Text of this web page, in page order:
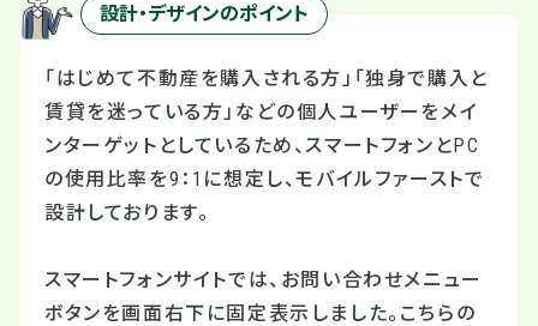
設計・デザインのポイント
「はじめて不動産を購入される方」「独身で購入と
賃貸を迷っている方」などの個人ユーザーをメイ
ンターゲットとしているため、スマートフォンとPC
の使用比率を9 ： 1 に想定し、モバイルファーストで
設計しております。
スマートフォンサイトでは、お問い合わせメニュー
ボタンを画面右下に固定表示しました。こちらの